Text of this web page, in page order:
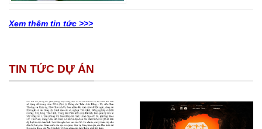
Xem thêm tin tức >>>
TIN TỨC DỰ ÁN